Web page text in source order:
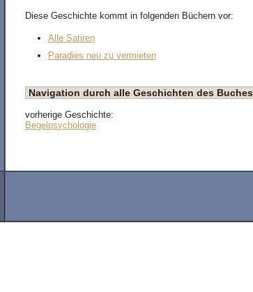
Diese Geschichte kommt in folgenden Büchern vor:
Alle Satiren
Paradies neu zu vermieten
Navigation durch alle Geschichten des Buches
vorherige Geschichte:
Begelpsychologie